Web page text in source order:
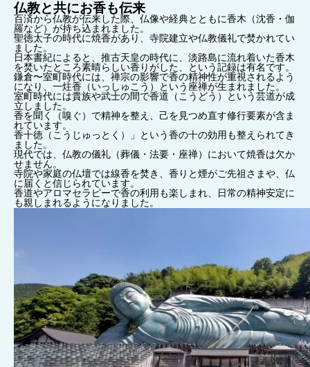
仏教と共にお香も伝来
百済から仏教が伝来した際、仏像や経典とともに香木（沈香・伽
羅など）が持ち込まれました。
聖徳太子の時代に焼香があり、寺院建立や仏教儀礼で焚かれてい
ました。
日本書紀によると、推古天皇の時代に、淡路島に流れ着いた香木
を焚いたところ素晴らしい香りがした、という記録は有名です。
鎌倉〜室町時代には、禅宗の影響で香の精神性が重視されるよう
になり、一炷香（いっしゅこう）という座禅が生まれました。
室町時代には貴族や武士の間で香道（こうどう）という芸道が成
立しました。
香を聞く（嗅ぐ）で精神を整え、己を見つめ直す修行要素が含ま
れています。
香十徳（こうじゅっとく）」という香の十の効用も整えられてき
ました。
現代では、仏教の儀礼（葬儀・法要・座禅）において焼香は欠か
せません。
寺院や家庭の仏壇では線香を焚き、香りと煙がご先祖さまや、仏
に届くと信じられています。
香道やアロマセラピーで香の利用も楽しまれ、日常の精神安定に
も親しまれるようになりました。